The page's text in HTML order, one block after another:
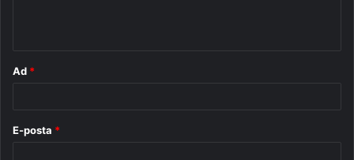
Ad *
E-posta *